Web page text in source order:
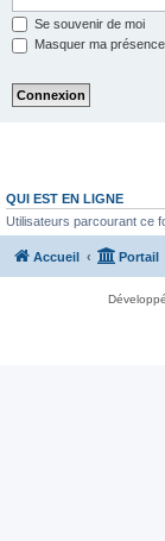
Se souvenir de moi
Masquer ma
QUI EST EN LIGNE
Utilisateurs parcourant ce
Accueil Portail